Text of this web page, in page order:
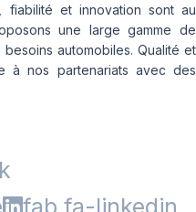
fiabilité et innovation sont au
une large gamme de
automobiles. Qualité et
à nos partenariats avec des
fab fa-linkedin